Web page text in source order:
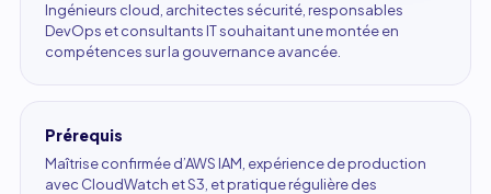
Ingénieurs cloud, architectes sécurité, responsables
DevOps et consultants IT souhaitant une montée en
compétences sur la gouvernance avancée.
Prérequis
Maîtrise confirmée d’AWS IAM, expérience de production
avec CloudWatch et S3, et pratique régulière des